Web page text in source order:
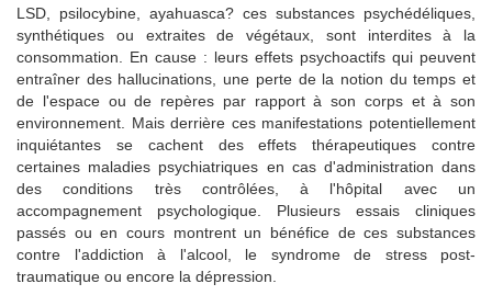
LSD, psilocybine, ayahuasca? ces substances psychédéliques,
synthétiques ou extraites de végétaux, sont interdites à la
consommation. En cause : leurs effets psychoactifs qui peuvent
entraîner des hallucinations, une perte de la notion du temps et
de l'espace ou de repères par rapport à son corps et à son
environnement. Mais derrière ces manifestations potentiellement
inquiétantes se cachent des effets thérapeutiques contre
certaines maladies psychiatriques en cas d'administration dans
des conditions très contrôlées, à l'hôpital avec un
accompagnement psychologique. Plusieurs essais cliniques
passés ou en cours montrent un bénéfice de ces substances
contre l'addiction à l'alcool, le syndrome de stress post-
traumatique ou encore la dépression.